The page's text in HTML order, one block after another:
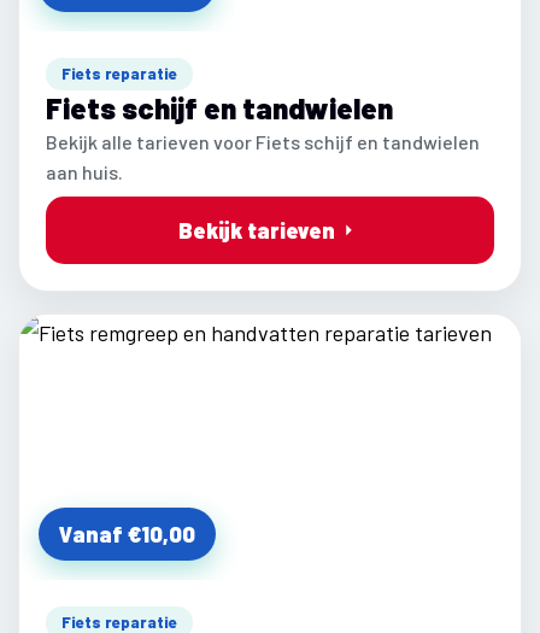
Fiets reparatie
Fiets schijf en tandwielen
Bekijk alle tarieven voor Fiets schijf en tandwielen
aan huis.
Bekijk tarieven
Vanaf €10,00
Fiets reparatie